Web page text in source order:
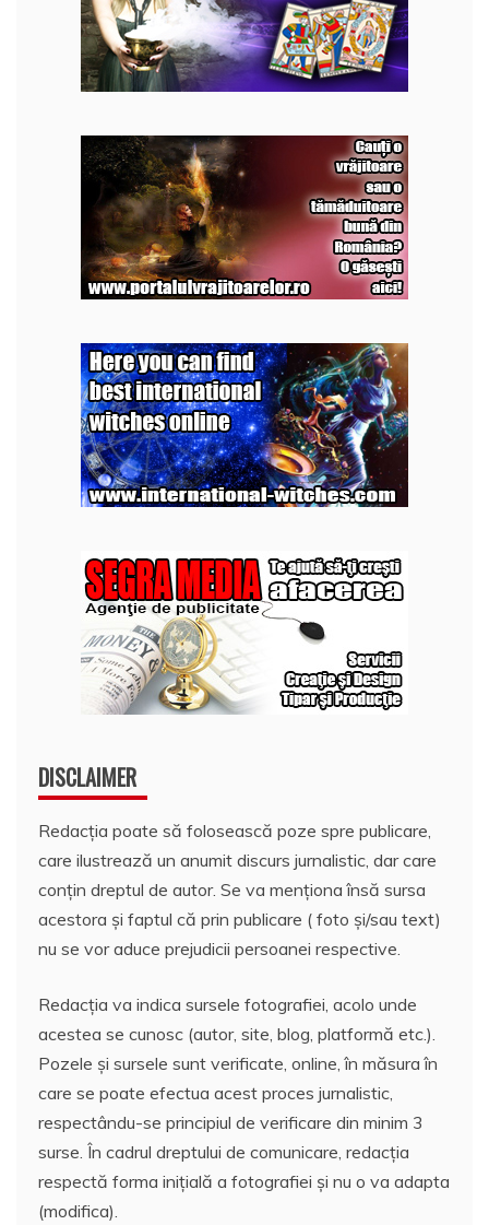
DISCLAIMER
Redacția poate să folosească poze spre publicare,
care ilustrează un anumit discurs jurnalistic, dar care
conțin dreptul de autor. Se va menționa însă sursa
acestora și faptul că prin publicare ( foto și/sau text)
nu se vor aduce prejudicii persoanei respective.
Redacția va indica sursele fotografiei, acolo unde
acestea se cunosc (autor, site, blog, platformă etc.).
Pozele și sursele sunt verificate, online, în măsura în
care se poate efectua acest proces jurnalistic,
respectându-se principiul de verificare din minim 3
surse. În cadrul dreptului de comunicare, redacția
respectă forma inițială a fotografiei și nu o va adapta
(modifica).